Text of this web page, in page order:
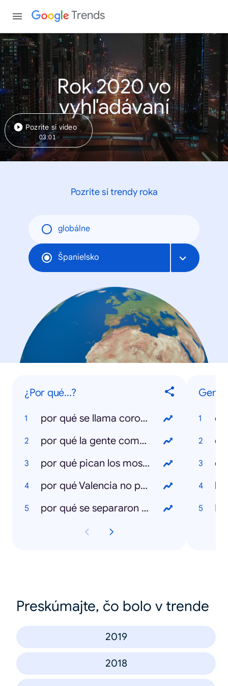
Trends
Rok 2020 vo
vyhľadávaní
Pozrite si video
03:01
Pozrite si trendy roka
globálne
Španielsko
¿Por qué...?
por qué se llama coronavirus
por qué la gente compra papel higiénico
por qué pican los mosquitos
por qué Valencia no pasa a la fase 1
por qué se separaron Paquirri y carmen Ordoñez
la
Preskúmajte, čo bolo v trende
2019
2018